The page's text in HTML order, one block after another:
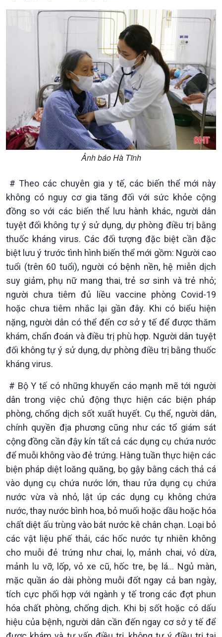
Tin Chính trị
Chính phủ với người dân
Quốc hội với cử tri
Xây dựng đảng
Đảng trong cuộc sống
Nhận diện sự thật
Pháp luật và đời sống
Tin thế giới
Vấn đề quốc tế
Hồ sơ sự kiện quốc tế
Thế giới & Việt Nam
Biên cương - Một dải vững
bền
Kinh tế
Tin Kinh tế
Trước giờ mở cửa
Dòng chảy Kinh tế
Sức sống hàng Việt
Khởi nghiệp
Tuyên chiến với gian lận
thương mại
Nông nghiệp & Biển đảo
Tin Nông nghiệp & Biển
đảo
Mùa vàng
Biển đảo Việt Nam
Tâm tình biên giới và hải
đảo
Tìm hiểu biển, đảo Việt
Nam
Ảnh báo Hà Tĩnh
# Theo các chuyên gia y tế, các biến thể mới này
không có nguy cơ gia tăng đối với sức khỏe cộng
đồng so với các biến thể lưu hành khác, người dân
tuyệt đối không tự ý sử dụng, dự phòng điều trị bằng
thuốc kháng virus. Các đối tượng đặc biệt cần đặc
biệt lưu ý trước tình hình biến thể mới gồm: Người cao
tuổi (trên 60 tuổi), người có bệnh nền, hệ miễn dịch
suy giảm, phụ nữ mang thai, trẻ sơ sinh và trẻ nhỏ;
người chưa tiêm đủ liều vaccine phòng Covid-19
hoặc chưa tiêm nhắc lại gần đây. Khi có biểu hiện
nặng, người dân có thể đến cơ sở y tế để được thăm
khám, chẩn đoán và điều trị phù hợp. Người dân tuyệt
đối không tự ý sử dụng, dự phòng điều trị bằng thuốc
kháng virus.
# Bộ Y tế có những khuyến cáo mạnh mẽ tới người
dân trong việc chủ động thực hiện các biện pháp
phòng, chống dịch sốt xuất huyết. Cụ thể, người dân,
chính quyền địa phương cũng như các tổ giám sát
cộng đồng cần đậy kín tất cả các dụng cụ chứa nước
để muỗi không vào đẻ trứng. Hàng tuần thực hiện các
biện pháp diệt loăng quăng, bọ gậy bằng cách thả cá
vào dụng cụ chứa nước lớn, thau rửa dụng cụ chứa
nước vừa và nhỏ, lật úp các dụng cụ không chứa
nước, thay nước bình hoa, bỏ muối hoặc dầu hoặc hóa
chất diệt ấu trùng vào bát nước kê chân chạn. Loại bỏ
các vật liệu phế thải, các hốc nước tự nhiên không
cho muỗi đẻ trứng như chai, lọ, mảnh chai, vỏ dừa,
mảnh lu vỡ, lốp, vỏ xe cũ, hốc tre, bẹ lá... Ngủ màn,
mặc quần áo dài phòng muỗi đốt ngay cả ban ngày,
tích cực phối hợp với ngành y tế trong các đợt phun
hóa chất phòng, chống dịch. Khi bị sốt hoặc có dấu
hiệu của bệnh, người dân cần đến ngay cơ sở y tế để